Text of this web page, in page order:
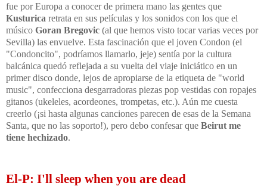
fue por Europa a conocer de primera mano las gentes que
Kusturica retrata en sus películas y los sonidos con los que el
músico Goran Bregovic (al que hemos visto tocar varias veces por
Sevilla) las envuelve. Esta fascinación que el joven Condon (el
"Condoncito", podríamos llamarlo, jeje) sentía por la cultura
balcánica quedó reflejada a su vuelta del viaje iniciático en un
primer disco donde, lejos de apropiarse de la etiqueta de "world
music", confecciona desgarradoras piezas pop vestidas con ropajes
gitanos (ukeleles, acordeones, trompetas, etc.). Aún me cuesta
creerlo (¡si hasta algunas canciones parecen de esas de la Semana
Santa, que no las soporto!), pero debo confesar que Beirut me
tiene hechizado.
El-P: I'll sleep when you are dead